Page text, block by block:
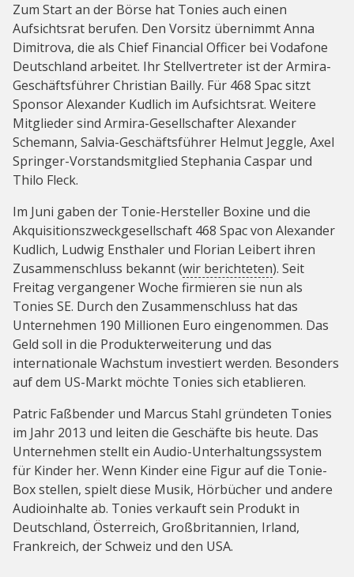
Zum Start an der Börse hat Tonies auch einen
Aufsichtsrat berufen. Den Vorsitz übernimmt Anna
Dimitrova, die als Chief Financial Officer bei Vodafone
Deutschland arbeitet. Ihr Stellvertreter ist der Armira-
Geschäftsführer Christian Bailly. Für 468 Spac sitzt
Sponsor Alexander Kudlich im Aufsichtsrat. Weitere
Mitglieder sind Armira-Gesellschafter Alexander
Schemann, Salvia-Geschäftsführer Helmut Jeggle, Axel
Springer-Vorstandsmitglied Stephania Caspar und
Thilo Fleck.
Im Juni gaben der Tonie-Hersteller Boxine und die
Akquisitionszweckgesellschaft 468 Spac von Alexander
Kudlich, Ludwig Ensthaler und Florian Leibert ihren
Zusammenschluss bekannt (wir berichteten). Seit
Freitag vergangener Woche firmieren sie nun als
Tonies SE. Durch den Zusammenschluss hat das
Unternehmen 190 Millionen Euro eingenommen. Das
Geld soll in die Produkterweiterung und das
internationale Wachstum investiert werden. Besonders
auf dem US-Markt möchte Tonies sich etablieren.
Patric Faßbender und Marcus Stahl gründeten Tonies
im Jahr 2013 und leiten die Geschäfte bis heute. Das
Unternehmen stellt ein Audio-Unterhaltungssystem
für Kinder her. Wenn Kinder eine Figur auf die Tonie-
Box stellen, spielt diese Musik, Hörbücher und andere
Audioinhalte ab. Tonies verkauft sein Produkt in
Deutschland, Österreich, Großbritannien, Irland,
Frankreich, der Schweiz und den USA.